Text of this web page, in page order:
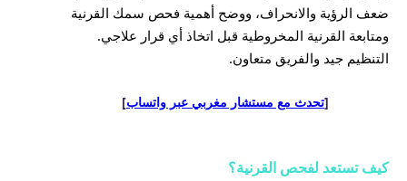
ضعف الرؤية والانحراف، ووضح أهمية فحص سمك القرنية
ومتابعة القرنية المخروطية قبل اتخاذ أي قرار علاجي.
التنظيم جيد والفريق متعاون.
[تحدث مع مستشار مغربي عبر واتساب]
كيف تستعد لفحص القرنية؟